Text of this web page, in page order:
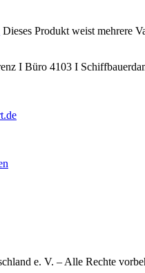
Dieses Produkt weist mehrere
I Büro 4103 I
e. V. – Alle Rechte